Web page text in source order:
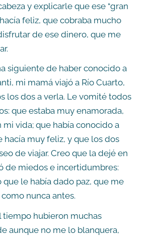
y explicarle que ese “gran
feliz, que cobraba mucho
de ese dinero, que me
siguiente de haber conocido a
mi mamá viajó a Río Cuarto,
los dos a verla. Le vomité todos
que estaba muy enamorada,
mi vida; que había conocido a
hacía muy feliz, y que los dos
de viajar. Creo que la dejé en
de miedos e incertidumbres:
que le había dado paz, que me
nunca antes.
tiempo hubieron muchas
aunque no me lo blanquera,